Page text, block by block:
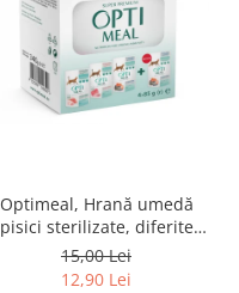
Optimeal, Hrană umedă
pisici sterilizate, diferite
arome, (3+1), 0.34kg
15,00 Lei
12,90 Lei